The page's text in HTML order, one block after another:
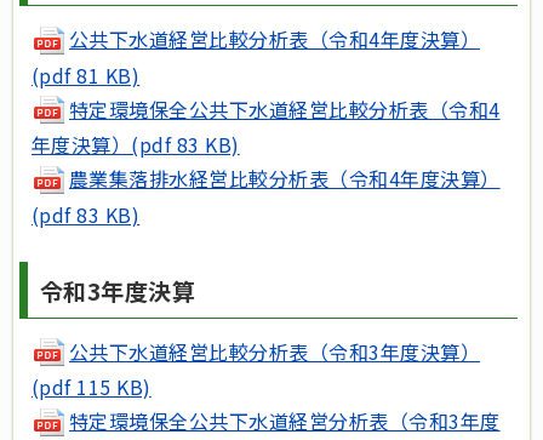
公共下水道経営比較分析表（令和4年度決算）
(pdf 81 KB)
特定環境保全公共下水道経営比較分析表（令和4
年度決算）(pdf 83 KB)
農業集落排水経営比較分析表（令和4年度決算）
(pdf 83 KB)
令和3年度決算
公共下水道経営比較分析表（令和3年度決算）
(pdf 115 KB)
特定環境保全公共下水道経営分析表（令和3年度